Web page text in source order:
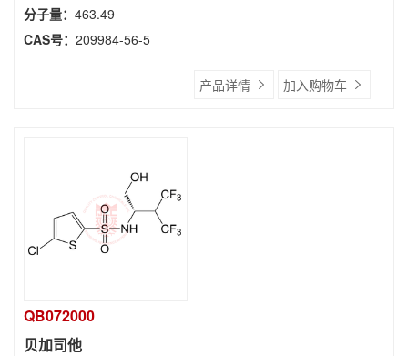
分子量： 463.49
CAS号： 209984-56-5
产品详情 加入购物车
QB072000
贝加司他